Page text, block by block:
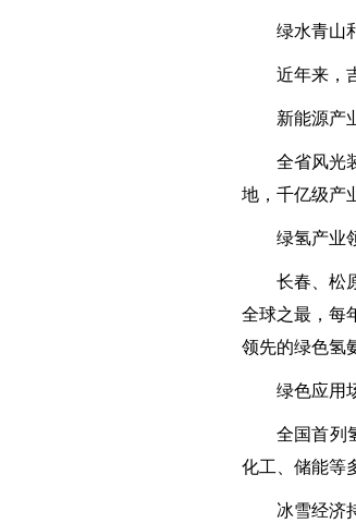
绿水青山
近年来，
新能源产
全省风光
地，千亿级产
绿氢产业
长春、松
全球之最，每
领先的绿色氢
绿色应用
全国首列
化工、储能等
冰雪经济